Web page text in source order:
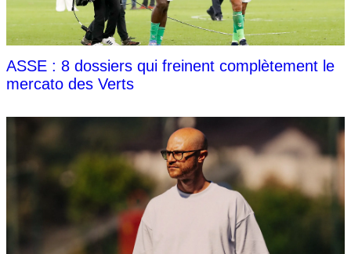
ASSE : 8 dossiers qui freinent complètement le
mercato des Verts